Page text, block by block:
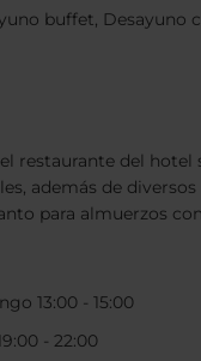
buffet, Desayuno
restaurante del hotel
además de
para almuerzos
13:00 - 15:00
- 22:00